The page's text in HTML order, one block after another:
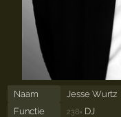
Naam
Jesse Wurtz
Functie
238× DJ